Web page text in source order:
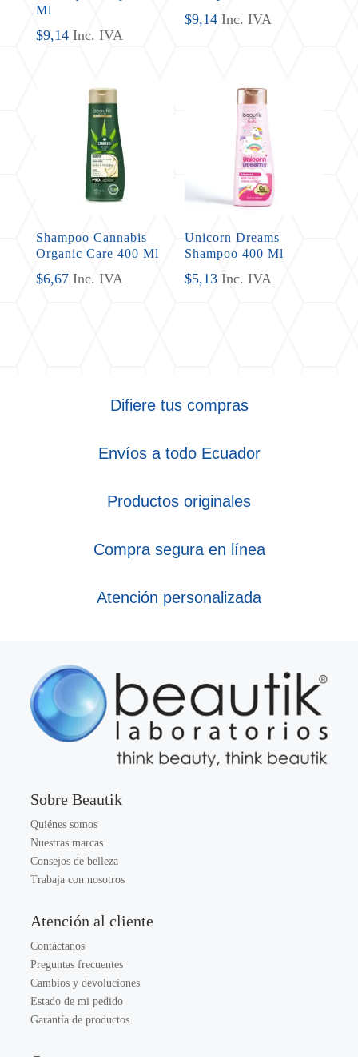
Ml
$9,14 Inc. IVA
$9,14 Inc. IVA
Shampoo Cannabis
Organic Care 400 Ml
$6,67 Inc. IVA
Unicorn Dreams
Shampoo 400 Ml
$5,13 Inc. IVA
Difiere tus compras
Envíos a todo Ecuador
Productos originales
Compra segura en línea
Atención personalizada
Sobre Beautik
Quiénes somos
Nuestras marcas
Consejos de belleza
Trabaja con nosotros
Atención al cliente
Contáctanos
Preguntas frecuentes
Cambios y devoluciones
Estado de mi pedido
Garantía de productos